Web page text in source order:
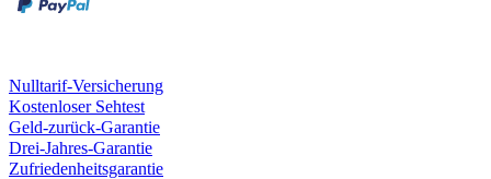
Nulltarif-Versicherung
Kostenloser Sehtest
Geld-zurück-Garantie
Drei-Jahres-Garantie
Zufriedenheitsgarantie